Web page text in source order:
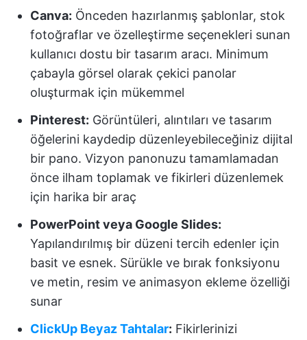
Canva: Önceden hazırlanmış şablonlar, stok
fotoğraflar ve özelleştirme seçenekleri sunan
kullanıcı dostu bir tasarım aracı. Minimum
çabayla görsel olarak çekici panolar
oluşturmak için mükemmel
Pinterest: Görüntüleri, alıntıları ve tasarım
öğelerini kaydedip düzenleyebileceğiniz dijital
bir pano. Vizyon panonuzu tamamlamadan
önce ilham toplamak ve fikirleri düzenlemek
için harika bir araç
PowerPoint veya Google Slides:
Yapılandırılmış bir düzeni tercih edenler için
basit ve esnek. Sürükle ve bırak fonksiyonu
ve metin, resim ve animasyon ekleme özelliği
sunar
ClickUp Beyaz Tahtalar: Fikirlerinizi